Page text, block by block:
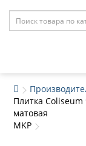
Плитка
матовая
MKP